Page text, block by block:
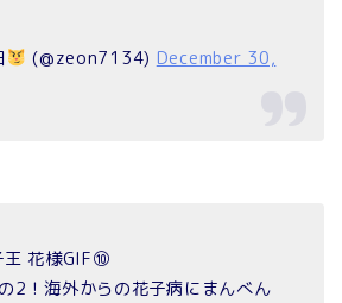
(@zeon7134) December 30,
花様GIF⑩
2！海外からの花子病にまんべん